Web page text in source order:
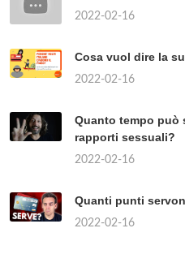
2022-02-16
Cosa vuol dire la
2022-02-16
Quanto tempo può
rapporti sessuali?
2022-02-16
Quanti punti
2022-02-16